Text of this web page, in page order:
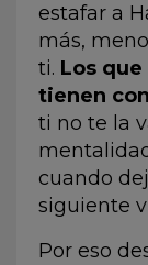
estafar a
más,
ti. Los
tienen
ti no te la
cuando
siguiente
Por eso